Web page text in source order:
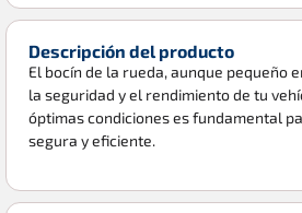
Descripción del producto
El bocín de la rueda, aunque pequeño
la seguridad y el rendimiento de tu
óptimas condiciones es fundamental
segura y eficiente.